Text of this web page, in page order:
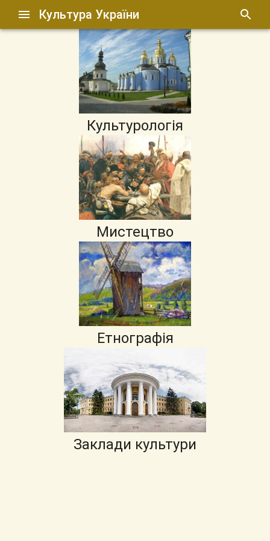
Культура України
Культурологія
Мистецтво
Етнографія
Заклади культури